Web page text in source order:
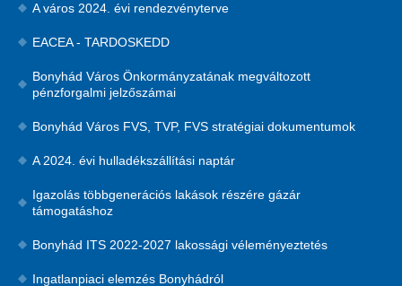
A város 2024. évi rendezvényterve
EACEA - TARDOSKEDD
Bonyhád Város Önkormányzatának megváltozott
pénzforgalmi jelzőszámai
Bonyhád Város FVS, TVP, FVS stratégiai dokumentumok
A 2024. évi hulladékszállítási naptár
Igazolás többgenerációs lakások részére gázár
támogatáshoz
Bonyhád ITS 2022-2027 lakossági véleményeztetés
Ingatlanpiaci elemzés Bonyhádról